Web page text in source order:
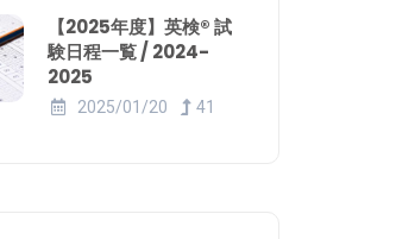
【2025年度】英検® 試
験日程一覧 / 2024-
2025
2025/01/20 41